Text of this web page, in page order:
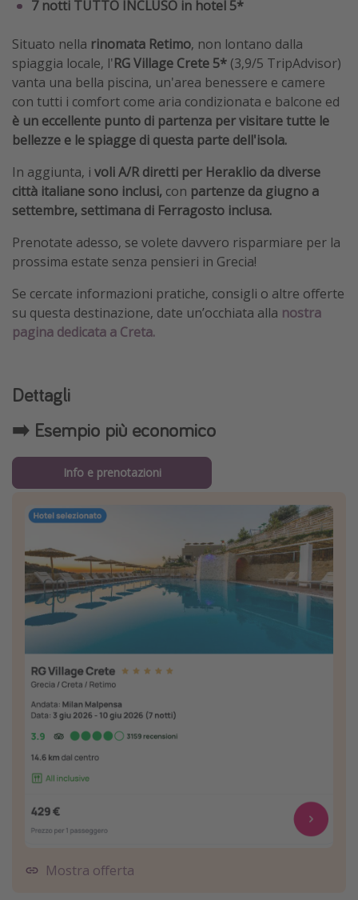
7 notti TUTTO INCLUSO in hotel 5*
Situato nella rinomata Retimo, non lontano dalla
spiaggia locale, l'RG Village Crete 5* (3,9/5 TripAdvisor)
vanta una bella piscina, un'area benessere e camere
con tutti i comfort come aria condizionata e balcone ed
è un eccellente punto di partenza per visitare tutte le
bellezze e le spiagge di questa parte dell'isola.
In aggiunta, i voli A/R diretti per Heraklio da diverse
città italiane sono inclusi, con partenze da giugno a
settembre, settimana di Ferragosto inclusa.
Prenotate adesso, se volete davvero risparmiare per la
prossima estate senza pensieri in Grecia!
Se cercate informazioni pratiche, consigli o altre offerte
su questa destinazione, date un’occhiata alla nostra
pagina dedicata a Creta.
Dettagli
➡️ Esempio più economico
Info e prenotazioni
Mostra offerta